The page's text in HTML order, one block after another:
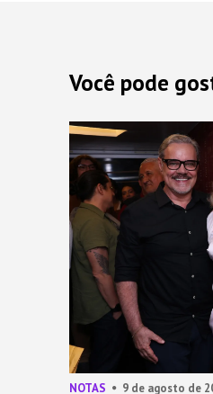
Você pode
NOTAS 9 de agosto de